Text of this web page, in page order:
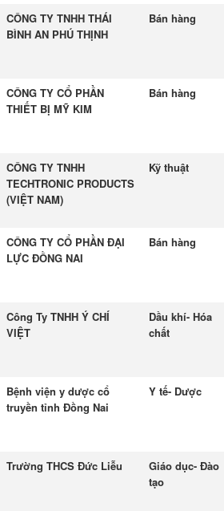
CÔNG TY TNHH THÁI
BÌNH AN PHÚ THỊNH
Bán hàng
CÔNG TY CỔ PHẦN
THIẾT BỊ MỸ KIM
Bán hàng
CÔNG TY TNHH
TECHTRONIC PRODUCTS
(VIỆT NAM)
Kỹ thuật
CÔNG TY CỔ PHẦN ĐẠI
LỰC ĐỒNG NAI
Bán hàng
Công Ty TNHH Ý CHÍ
VIỆT
Dầu khí- Hóa
chất
Bệnh viện y dược cổ
truyền tỉnh Đồng Nai
Y tế- Dược
Trường THCS Đức Liễu
Giáo dục- Đào
tạo